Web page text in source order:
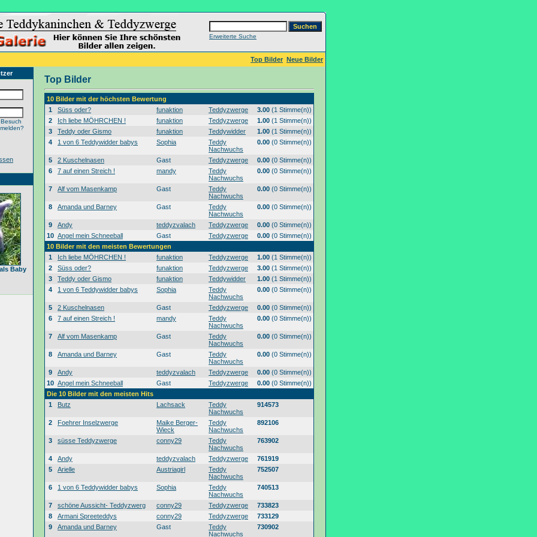
Erweiterte Suche
Top Bilder Neue Bilder
Baby
Top Bilder
10 Bilder mit der höchsten Bewertung
1
Süss oder? funaktion Teddyzwerge 3.00 (1 Stimme(n))
2
Ich liebe MÖHRCHEN ! funaktion Teddyzwerge 1.00 (1 Stimme(n))
3
Teddy oder Gismo funaktion Teddywidder 1.00 (1 Stimme(n))
4
1 von 6 Teddywidder babys Sophia
Teddy
Nachwuchs
0.00 (0 Stimme(n))
5 2 Kuschelnasen Gast Teddyzwerge 0.00 (0 Stimme(n))
6
7 auf einen Streich ! mandy
Teddy
Nachwuchs
0.00 (0 Stimme(n))
7 Alf vom Masenkamp Gast
Teddy
Nachwuchs
0.00 (0 Stimme(n))
8 Amanda und Barney Gast
Teddy
Nachwuchs
0.00 (0 Stimme(n))
9 Andy teddyzvalach Teddyzwerge 0.00 (0 Stimme(n))
10 Angel mein Schneeball Gast Teddyzwerge 0.00 (0 Stimme(n))
10 Bilder mit den meisten Bewertungen
1
Ich liebe MÖHRCHEN ! funaktion Teddyzwerge 1.00 (1 Stimme(n))
2
Süss oder? funaktion Teddyzwerge 3.00 (1 Stimme(n))
3
Teddy oder Gismo funaktion Teddywidder 1.00 (1 Stimme(n))
4
1 von 6 Teddywidder babys Sophia
Teddy
Nachwuchs
0.00 (0 Stimme(n))
5 2 Kuschelnasen Gast Teddyzwerge 0.00 (0 Stimme(n))
6
7 auf einen Streich ! mandy
Teddy
Nachwuchs
0.00 (0 Stimme(n))
7 Alf vom Masenkamp Gast
Teddy
Nachwuchs
0.00 (0 Stimme(n))
8 Amanda und Barney Gast
Teddy
Nachwuchs
0.00 (0 Stimme(n))
9 Andy teddyzvalach Teddyzwerge 0.00 (0 Stimme(n))
10 Angel mein Schneeball Gast Teddyzwerge 0.00 (0 Stimme(n))
Die 10 Bilder mit den meisten Hits
1
Butz Lachsack
Teddy
Nachwuchs
914573
2 Foehrer Inselzwerge
Maike Berger-
Wieck
Teddy
Nachwuchs
892106
3 süsse Teddyzwerge conny29
Teddy
Nachwuchs
763902
4 Andy teddyzvalach Teddyzwerge
761919
5
Arielle Austriagirl
Teddy
Nachwuchs
752507
6 1 von 6 Teddywidder babys Sophia
Teddy
Nachwuchs
740513
7 schöne Aussicht- Teddyzwerg conny29 Teddyzwerge
733823
8
Armani Spreeteddys conny29 Teddyzwerge
733129
9
Amanda und Barney Gast
Teddy
Nachwuchs
730902